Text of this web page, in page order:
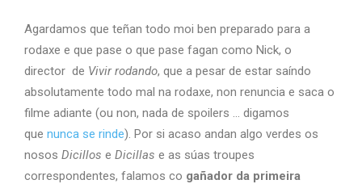
Agardamos que teñan todo moi ben preparado para a
rodaxe e que pase o que pase fagan como Nick, o
director de Vivir rodando, que a pesar de estar saíndo
absolutamente todo mal na rodaxe, non renuncia e saca o
filme adiante (ou non, nada de spoilers … digamos
que nunca se rinde). Por si acaso andan algo verdes os
nosos Dicillos e Dicillas e as súas troupes
correspondentes, falamos co gañador da primeira